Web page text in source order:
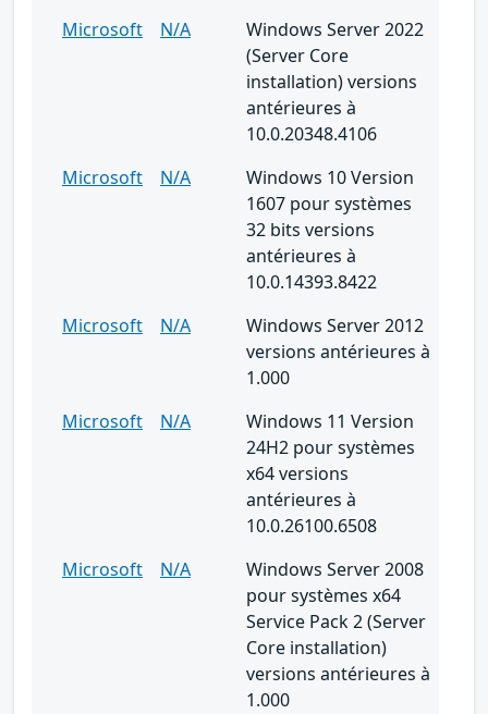
Microsoft
N/A
Windows Server 2022
(Server Core
installation) versions
antérieures à
10.0.20348.4106
Microsoft
N/A
Windows 10 Version
1607 pour systèmes
32 bits versions
antérieures à
10.0.14393.8422
Microsoft
N/A
Windows Server 2012
versions antérieures à
1.000
Microsoft
N/A
Windows 11 Version
24H2 pour systèmes
x64 versions
antérieures à
10.0.26100.6508
Microsoft
N/A
Windows Server 2008
pour systèmes x64
Service Pack 2 (Server
Core installation)
versions antérieures à
1.000